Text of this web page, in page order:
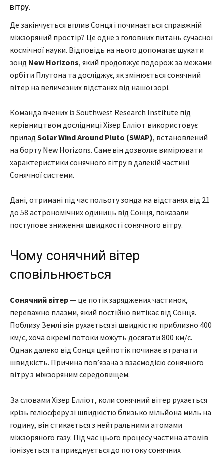
вітру.
Де закінчується вплив Сонця і починається справжній
міжзоряний простір? Це одне з головних питань сучасної
космічної науки. Відповідь на нього допомагає шукати
зонд New Horizons, який продовжує подорож за межами
орбіти Плутона та досліджує, як змінюється сонячний
вітер на величезних відстанях від нашої зорі.
Команда вчених із Southwest Research Institute під
керівництвом дослідниці Хізер Елліот використовує
прилад Solar Wind Around Pluto (SWAP), встановлений
на борту New Horizons. Саме він дозволяє вимірювати
характеристики сонячного вітру в далекій частині
Сонячної системи.
Дані, отримані під час польоту зонда на відстанях від 21
до 58 астрономічних одиниць від Сонця, показали
поступове зниження швидкості сонячного вітру.
Чому сонячний вітер
сповільнюється
Сонячний вітер— це потік заряджених частинок,
переважно плазми, який постійно витікає від Сонця.
Поблизу Землі він рухається зі швидкістю приблизно 400
км/с, хоча окремі потоки можуть досягати 800 км/с.
Однак далеко від Сонця цей потік починає втрачати
швидкість. Причина пов’язана з взаємодією сонячного
вітру з міжзоряним середовищем.
За словами Хізер Елліот, коли сонячний вітер рухається
крізь геліосферу зі швидкістю близько мільйона миль на
годину, він стикається з нейтральними атомами
міжзоряного газу. Під час цього процесу частина атомів
іонізується та приєднується до потоку сонячних